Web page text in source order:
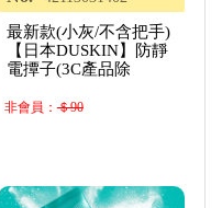
最新款(小灰/不含把手)
【日本DUSKIN】防靜
電撢子(3C產品除
非會員：＄90